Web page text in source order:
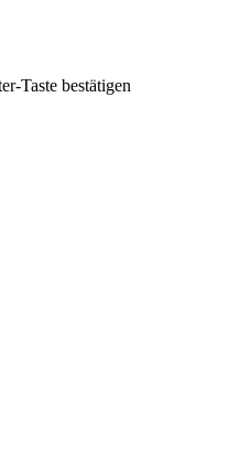
Taste bestätigen